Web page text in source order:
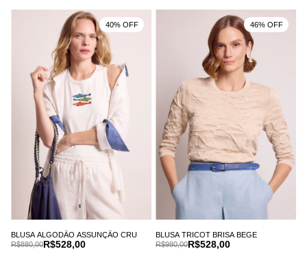
BLUSA ALGODÃO ASSUNÇÃO CRU
R$528,00
R$880,00
40% OFF
BLUSA TRICOT BRISA BEGE
R$528,00
R$980,00
46% OFF